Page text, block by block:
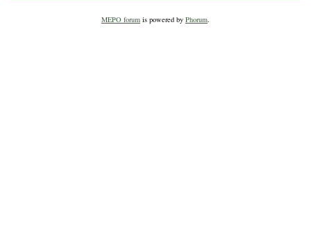
MEPO forum is powered by Phorum.